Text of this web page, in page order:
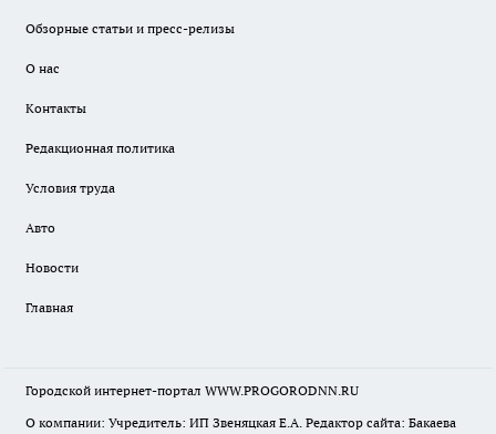
Обзорные статьи и пресс-релизы
О нас
Контакты
Редакционная политика
Условия труда
Авто
Новости
Главная
Городской интернет-портал WWW.PROGORODNN.RU
О компании: Учредитель: ИП Звеняцкая Е.А. Редактор сайта: Бакаева